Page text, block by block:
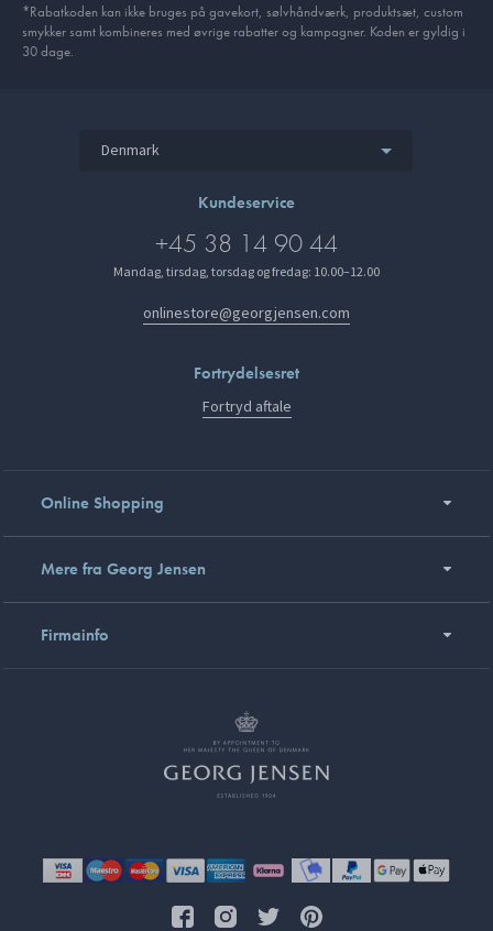
*Rabatkoden kan ikke bruges på gavekort, sølvhåndværk, produktsæt, custom
smykker samt kombineres med øvrige rabatter og kampagner. Koden er gyldig i
30 dage.
Denmark
Kundeservice
+45 38 14 90 44
Mandag, tirsdag, torsdag og fredag: 10.00–12.00
onlinestore@georgjensen.com
Fortrydelsesret
Fortryd aftale
Online Shopping
Mere fra Georg Jensen
Firmainfo